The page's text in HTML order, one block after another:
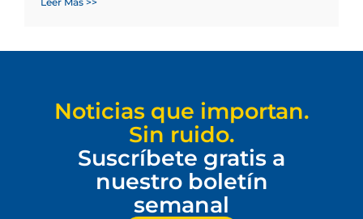
Noticias que importan.
Sin ruido.
Suscríbete gratis a
nuestro boletín
semanal